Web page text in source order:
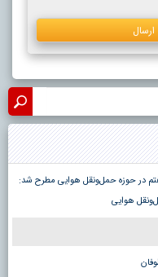
در حوزه حمل‌ونقل هوایی مطرح شد:
هوایی